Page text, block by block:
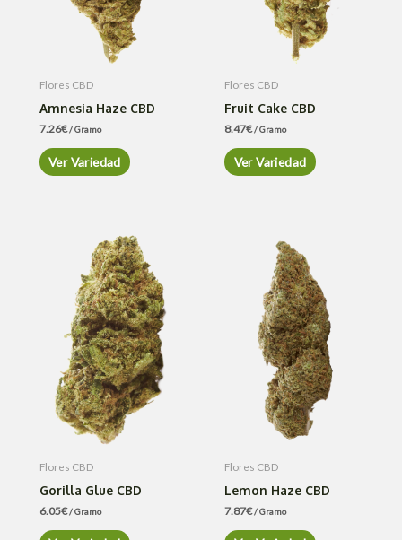
Flores CBD
Amnesia Haze CBD
7.26€/ Gramo
Ver Variedad
Flores CBD
Fruit Cake CBD
8.47€/ Gramo
Ver Variedad
Flores CBD
Gorilla Glue CBD
6.05€/ Gramo
Flores CBD
Lemon Haze CBD
7.87€/ Gramo